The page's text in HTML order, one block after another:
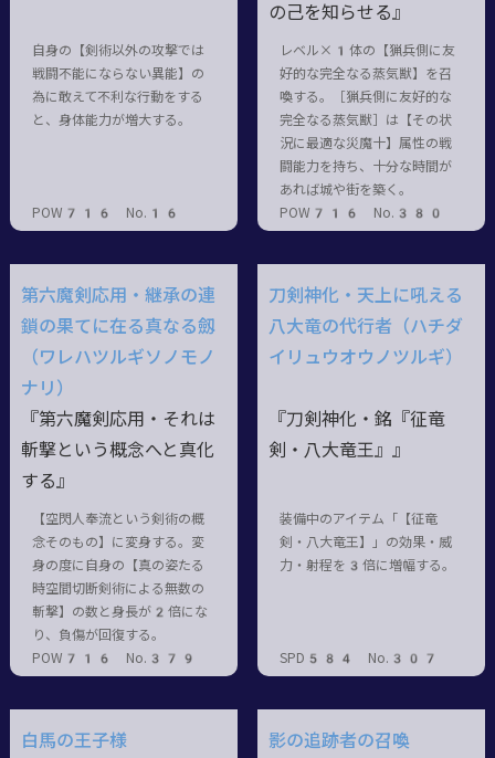
自身の【剣術以外の攻撃では
戦闘不能にならない異能】の
為に敢えて不利な行動をする
と、身体能力が増大する。
POW716 No.16
の己を知らせる』
レベル×1体の【猟兵側に友
好的な完全なる蒸気獣】を召
喚する。［猟兵側に友好的な
完全なる蒸気獣］は【その状
況に最適な災魔十】属性の戦
闘能力を持ち、十分な時間が
あれば城や街を築く。
POW716 No.380
第六魔剣応用・継承の連
鎖の果てに在る真なる劔
（ワレハツルギソノモノ
ナリ）
『第六魔剣応用・それは
斬撃という概念へと真化
する』
【空閃人奉流という剣術の概
念そのもの】に変身する。変
身の度に自身の【真の姿たる
時空間切断剣術による無数の
斬撃】の数と身長が2倍にな
り、負傷が回復する。
POW716 No.379
刀剣神化・天上に吼える
八大竜の代行者（ハチダ
イリュウオウノツルギ）
『刀剣神化・銘『征竜
剣・八大竜王』』
装備中のアイテム「【征竜
剣・八大竜王】」の効果・威
力・射程を3倍に増幅する。
SPD584 No.307
白馬の王子様 影の追跡者の召喚